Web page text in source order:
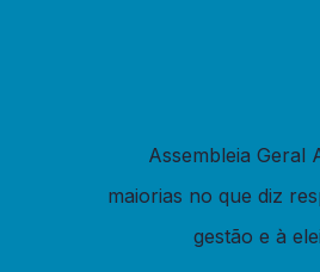
Assembleia Geral
maiorias no que diz
gestão e à